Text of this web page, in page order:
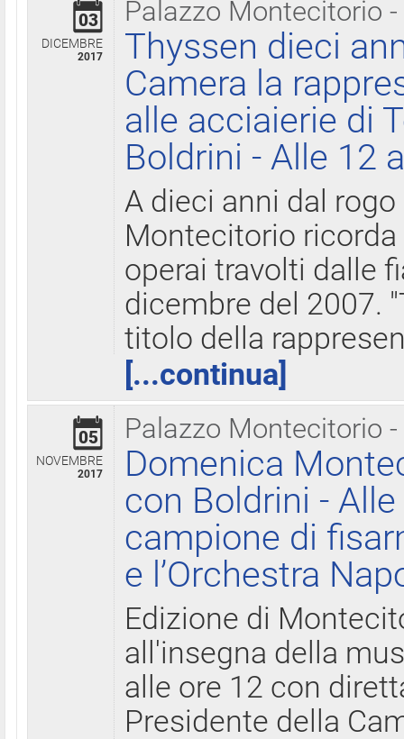
Palazzo Montecitorio
03
DICEMBRE
2017
Thyssen dieci
Camera la
alle acciaierie di
Boldrini - Alle 12
A dieci anni dal
Montecitorio
operai travolti dalle
dicembre del 2007.
titolo della
[...continua]
Palazzo Montecitorio
05
NOVEMBRE
2017
Domenica
con Boldrini -
campione di
e l’Orchestra
Edizione di
all'insegna della
alle ore 12 con
Presidente della